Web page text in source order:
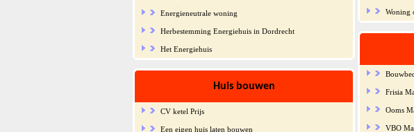
Energieneutrale woning
Herbestemming Energiehuis in Dordrecht
Het Energiehuis
Huis bouwen
CV ketel Prijs
Een eigen huis laten bouwen
Woning
Frisia
Ooms
VBO